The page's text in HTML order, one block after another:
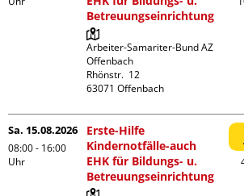
Betreuungseinrichtung
Arbeiter-Samariter-Bund AZ
Offenbach
Rhönstr.  12
Sa. 15.08.2026
08:00 - 16:00
Uhr
Erste-Hilfe
Kindernotfälle-auch
EHK für Bildungs- u.
Betreuungseinrichtung